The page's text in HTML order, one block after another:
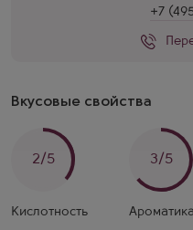
+7
Вкусовые свойства
2/5
Кислотность
3/5
Ароматика